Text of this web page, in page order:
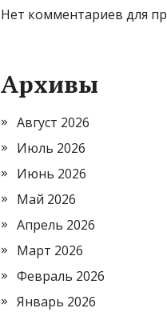
Нет комментариев для
Архивы
Август 2026
Июль 2026
Июнь 2026
Май 2026
Апрель 2026
Март 2026
Февраль 2026
Январь 2026